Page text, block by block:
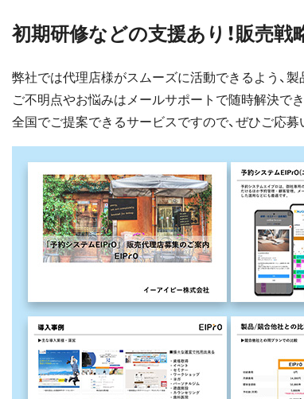
初期研修などの支援あり！販売
弊社では代理店様がスムーズに活動できるよう、
ご不明点やお悩みはメールサポートで随時解決で
全国でご提案できるサービスですので、ぜひご応募